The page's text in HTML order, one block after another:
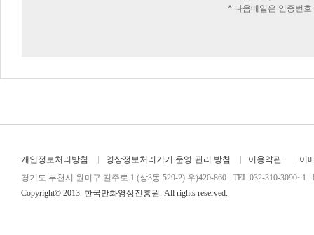
* 다음메일은 인증번
개인정보처리방침 영상정보처리기기 운영·관리 방침 이용약관
이
경기도 부천시 원미구 길주로 1 (상3동 529-2) 우)420-860 TEL 032-310-3090~1
Copyright© 2013. 한국만화영상진흥원. All rights reserved.